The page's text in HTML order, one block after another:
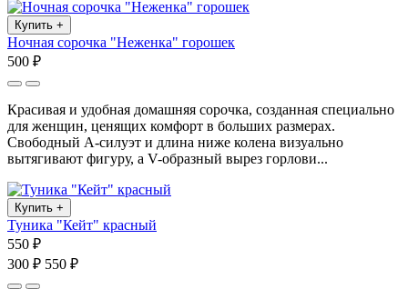
Купить +
Ночная сорочка "Неженка" горошек
500 ₽
Красивая и удобная домашняя сорочка, созданная специально
для женщин, ценящих комфорт в больших размерах.
Свободный А-силуэт и длина ниже колена визуально
вытягивают фигуру, а V-образный вырез горлови...
Купить +
Туника "Кейт" красный
550 ₽
300 ₽ 550 ₽